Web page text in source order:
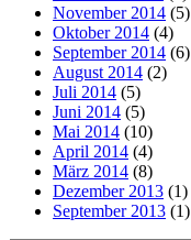
November 2014 (5)
Oktober 2014 (4)
September 2014 (6)
August 2014 (2)
Juli 2014 (5)
Juni 2014 (5)
Mai 2014 (10)
April 2014 (4)
März 2014 (8)
Dezember 2013 (1)
September 2013 (1)